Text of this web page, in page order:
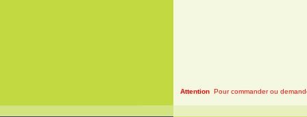
Attention Pour commander ou